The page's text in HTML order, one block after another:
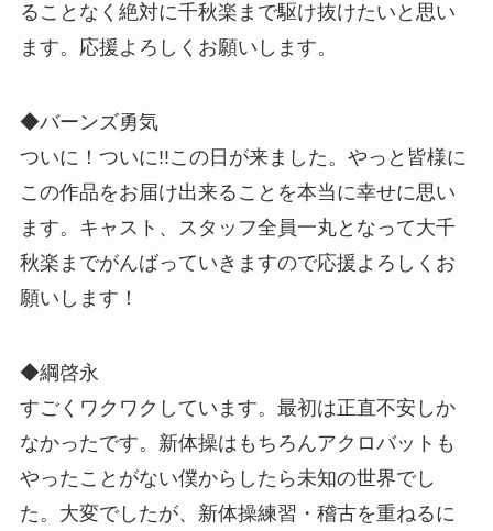
ることなく絶対に千秋楽まで駆け抜けたいと思い
ます。応援よろしくお願いします。
◆バーンズ勇気
ついに！ついに!!この日が来ました。やっと皆様に
この作品をお届け出来ることを本当に幸せに思い
ます。キャスト、スタッフ全員一丸となって大千
秋楽までがんばっていきますので応援よろしくお
願いします！
◆綱啓永
すごくワクワクしています。最初は正直不安しか
なかったです。新体操はもちろんアクロバットも
やったことがない僕からしたら未知の世界でし
た。大変でしたが、新体操練習・稽古を重ねるに